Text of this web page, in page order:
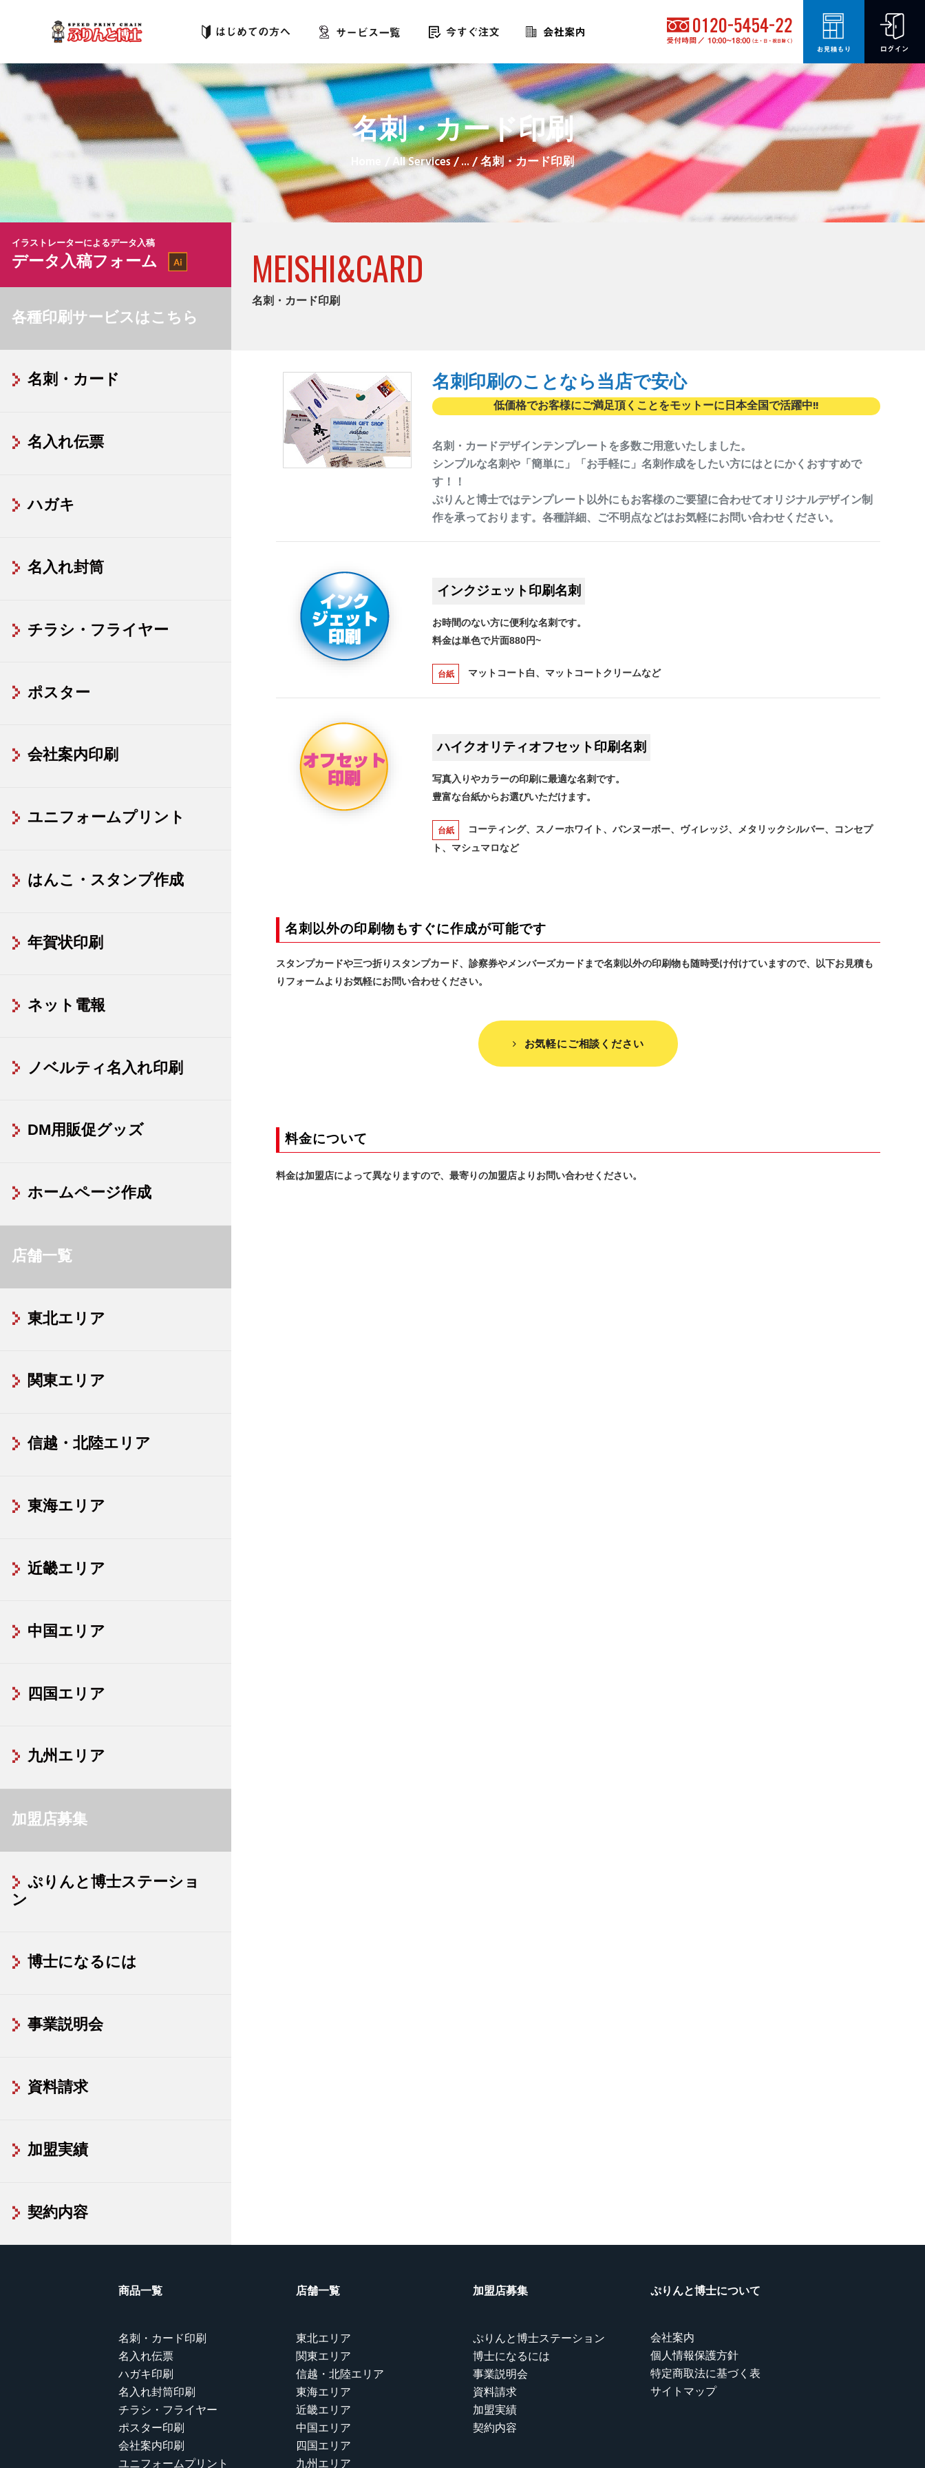
名刺・カード印刷
All Services ... 名刺・カード印刷
MEISHI&CARD
名刺・カード印刷
名刺印刷のことなら当店で安心
低価格でお客様にご満足頂くことをモットーに日本全国で活躍中!!
名刺・カードデザインテンプレートを多数ご用意いたしました。
シンプルな名刺や「簡単に」「お手軽に」名刺作成をしたい方にはとにかくおすすめで
す！！
ぷりんと博士ではテンプレート以外にもお客様のご要望に合わせてオリジナルデザイン制
作を承っております。各種詳細、ご不明点などはお気軽にお問い合わせください。
インクジェット印刷名刺
お時間のない方に便利な名刺です。
料金は単色で片面880円~
台紙 マットコート白、マットコートクリームなど
ハイクオリティオフセット印刷名刺
写真入りやカラーの印刷に最適な名刺です。
豊富な台紙からお選びいただけます。
台紙
コーティング、スノーホワイト、バンヌーボー、ヴィレッジ、メタリックシルバー、コンセプ
ト、マシュマロなど
名刺以外の印刷物もすぐに作成が可能です
スタンプカードや三つ折りスタンプカード、診察券やメンバーズカードまで名刺以外の印刷物も随時受け付けていますので、以下お見積も
りフォームよりお気軽にお問い合わせください。
お気軽にご相談ください
料金について
料金は加盟店によって異なりますので、最寄りの加盟店よりお問い合わせください。
イラストレーターによるデータ入稿
データ入稿フォーム
各種印刷サービスはこちら
名刺・カード
名入れ伝票
ハガキ
名入れ封筒
チラシ・フライヤー
ポスター
会社案内印刷
ユニフォームプリント
はんこ・スタンプ作成
年賀状印刷
ネット電報
ノベルティ名入れ印刷
DM用販促グッズ
ホームページ作成
店舗一覧
東北エリア
関東エリア
信越・北陸エリア
東海エリア
近畿エリア
中国エリア
四国エリア
九州エリア
加盟店募集
ぷりんと博士ステーショ
ン
博士になるには
事業説明会
資料請求
加盟実績
契約内容
商品一覧
名刺・カード印刷
名入れ伝票
ハガキ印刷
名入れ封筒印刷
チラシ・フライヤー
ポスター印刷
会社案内印刷
ユニフォームプリント
店舗一覧
東北エリア
関東エリア
信越・北陸エリア
東海エリア
近畿エリア
中国エリア
四国エリア
九州エリア
加盟店募集
ぷりんと博士ステーション
博士になるには
事業説明会
資料請求
加盟実績
契約内容
ぷりんと博士について
会社案内
個人情報保護方針
特定商取法に基づく表
サイトマップ